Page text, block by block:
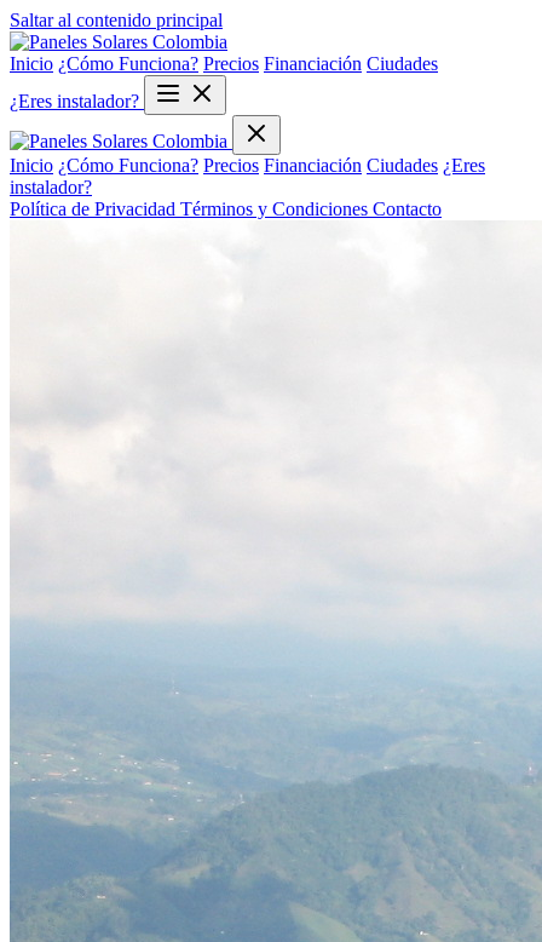
Saltar al contenido principal
Inicio ¿Cómo Funciona? Precios Financiación Ciudades
¿Eres instalador?
Inicio ¿Cómo Funciona? Precios Financiación Ciudades ¿Eres
instalador?
Política de Privacidad Términos y Condiciones Contacto